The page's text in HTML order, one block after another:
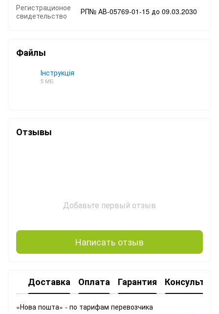
Регистрационое
свидетельство
РП№ АВ-05769-01-15 до 09.03.2030
Файлы
Інструкція
5 МБ
Отзывы
Добавьте первый отзыв
Написать отзыв
Доставка Оплата Гарантия
«Нова пошта» - по тарифам перевозчика